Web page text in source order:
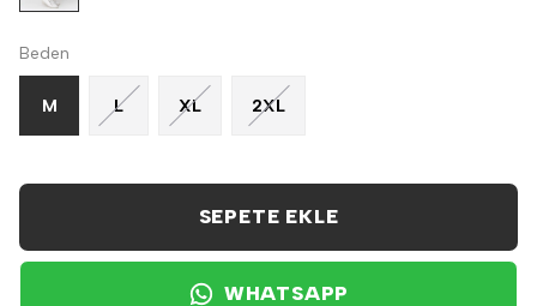
Beden
M L XL 2XL
SEPETE EKLE
WHATSAPP